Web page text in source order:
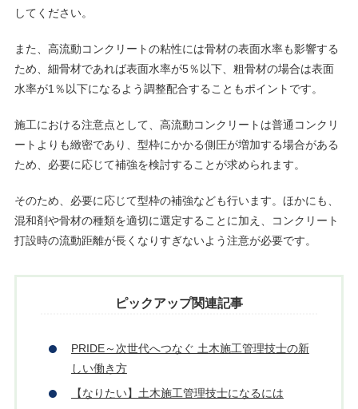
してください。
また、高流動コンクリートの粘性には骨材の表面水率も影響する
ため、細骨材であれば表面水率が5％以下、粗骨材の場合は表面
水率が1％以下になるよう調整配合することもポイントです。
施工における注意点として、高流動コンクリートは普通コンクリ
ートよりも緻密であり、型枠にかかる側圧が増加する場合がある
ため、必要に応じて補強を検討することが求められます。
そのため、必要に応じて型枠の補強なども行います。ほかにも、
混和剤や骨材の種類を適切に選定することに加え、コンクリート
打設時の流動距離が長くなりすぎないよう注意が必要です。
ピックアップ関連記事
PRIDE～次世代へつなぐ 土木施工管理技士の新
しい働き方
【なりたい】土木施工管理技士になるには